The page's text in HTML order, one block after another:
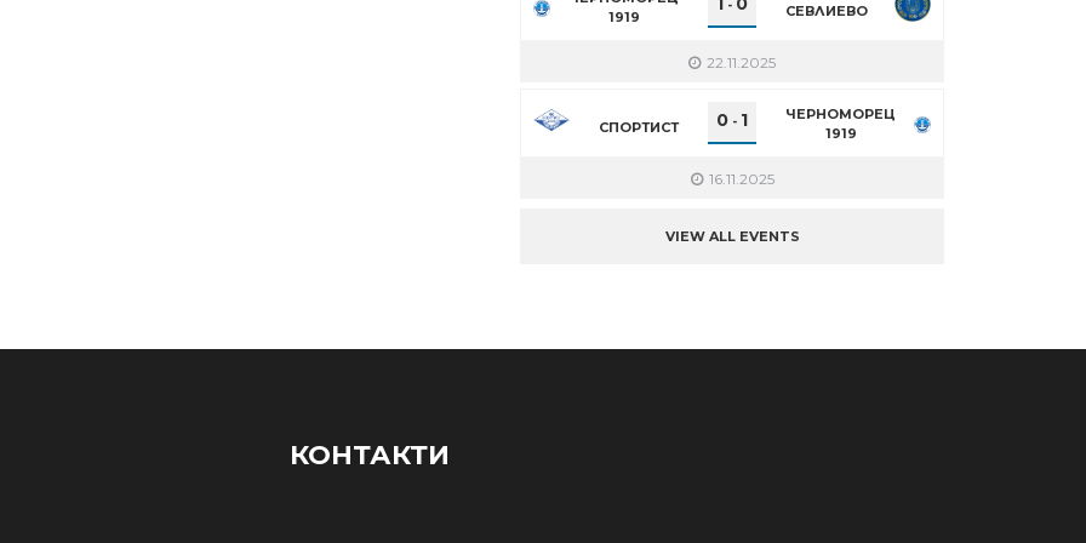
1919
- СЕВЛИЕВО
22.11.2025
СПОРТИСТ 0 - 1
ЧЕРНОМОРЕЦ
1919
16.11.2025
VIEW ALL EVENTS
КОНТАКТИ